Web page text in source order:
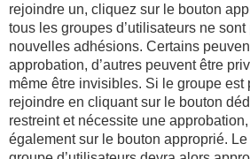
rejoindre un, cliquez sur le bouton
tous les groupes d’utilisateurs ne
nouvelles adhésions. Certains
approbation, d’autres peuvent être
même être invisibles. Si le groupe
rejoindre en cliquant sur le bouton
restreint et nécessite une
également sur le bouton approprié.